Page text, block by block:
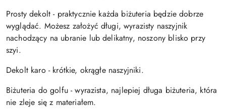
Prosty dekolt - praktycznie każda biżuteria będzie dobrze
wyglądać. Możesz założyć długi, wyrazisty naszyjnik
nachodzący na ubranie lub delikatny, noszony blisko przy
szyi.
Dekolt karo - krótkie, okrągłe naszyjniki.
Biżuteria do golfu - wyrazista, najlepiej długa biżuteria, która
nie zleje się z materiałem.